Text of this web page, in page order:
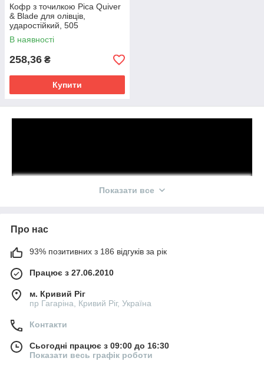
Кофр з точилкою Pica Quiver
& Blade для олівців,
ударостійкий, 505
В наявності
258,36 ₴
Купити
Показати все
Про нас
93% позитивних з 186 відгуків за рік
Працює з 27.06.2010
м. Кривий Ріг
пр Гагаріна, Кривий Ріг, Україна
Контакти
Сьогодні працює з 09:00 до 16:30
Показати весь графік роботи